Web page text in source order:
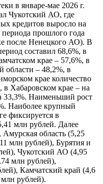
в январе-мае 2026 г.
Чукотский АО, где
кредитов выросло на
прошлого года
после Ненецкого АО). В
составил 68,6%, в
крае – 57,6%, в
– 48,2%, в
крае количество
Хабаровском крае – на
33,3%. Наименьший рост
Наиболее крупный
фиксируется в
млн рублей. Далее
область (5,25
млн рублей), Бурятия и
Чукотский АО (4,95
млн рублей),
Камчатский край (4,6
рублей).